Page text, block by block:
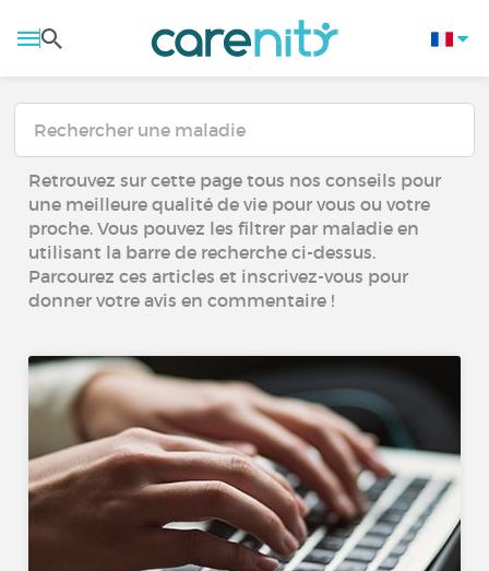
Retrouvez sur cette page tous nos conseils pour
une meilleure qualité de vie pour vous ou votre
proche. Vous pouvez les filtrer par maladie en
utilisant la barre de recherche ci-dessus.
Parcourez ces articles et inscrivez-vous pour
donner votre avis en commentaire !